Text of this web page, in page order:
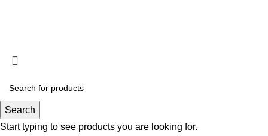
Search
Start typing to see products you are looking for.